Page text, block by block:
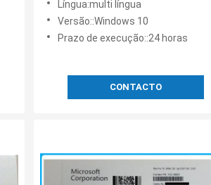
certificou o sócio com a vitória 10
de DVD pro
Língua:multi língua
Versão::Windows 10
Prazo de execução::24 horas
CONTACTO